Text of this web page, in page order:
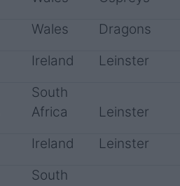
Wales
Dragons
Ireland Leinster
South
Africa
Leinster
Ireland Leinster
South